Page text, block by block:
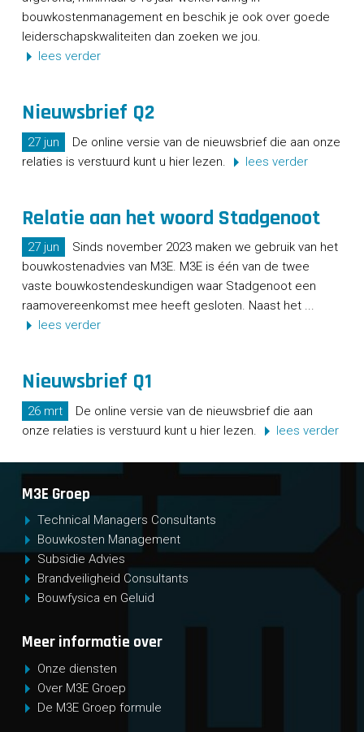
bouwkostenmanagement en beschik je ook over goede
leiderschapskwaliteiten dan zoeken we jou.
lees verder
Nieuwsbrief Q2
27 jun
De online versie van de nieuwsbrief die aan onze
relaties is verstuurd kunt u hier lezen.
lees verder
Relatie aan het woord Stadgenoot
27 jun
Sinds november 2023 maken we gebruik van het
bouwkostenadvies van M3E. M3E is één van de twee
vaste bouwkostendeskundigen waar Stadgenoot een
raamovereenkomst mee heeft gesloten. Naast het ...
lees verder
Nieuwsbrief Q1
26 mrt
De online versie van de nieuwsbrief die aan
onze relaties is verstuurd kunt u hier lezen.
lees verder
M3E Groep
Technical Managers Consultants
Bouwkosten Management
Subsidie Advies
Brandveiligheid Consultants
Bouwfysica en Geluid
Meer informatie over
Onze diensten
Over M3E Groep
De M3E Groep formule